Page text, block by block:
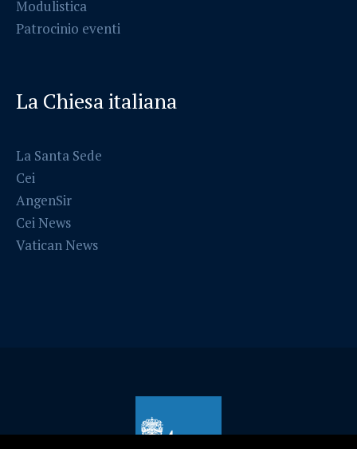
Modulistica
Patrocinio eventi
La Chiesa italiana
La Santa Sede
Cei
AngenSir
Cei News
Vatican News